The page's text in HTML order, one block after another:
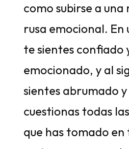
como subirse a
rusa emocional.
te sientes confiado
emocionado, y al
sientes abrumado
cuestionas todas
que has tomado en